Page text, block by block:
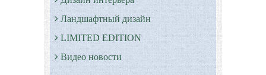
Ландшафтный дизайн
LIMITED EDITION
Видео новости